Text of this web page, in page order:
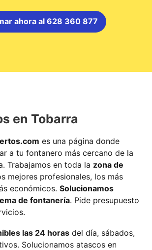
ahora al 628 360 877
en Tobarra
es una página donde
a tu fontanero más cercano de la
Trabajamos en toda la zona de
mejores profesionales, los más
económicos. Solucionamos
de fontanería. Pide presupuesto
las 24 horas del día, sábados,
Solucionamos atascos en